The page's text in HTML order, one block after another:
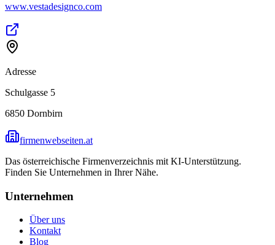
www.vestadesignco.com
Adresse
Schulgasse 5
6850 Dornbirn
firmenwebseiten.at
Das österreichische Firmenverzeichnis mit KI-Unterstützung.
Finden Sie Unternehmen in Ihrer Nähe.
Unternehmen
Über uns
Kontakt
Blog